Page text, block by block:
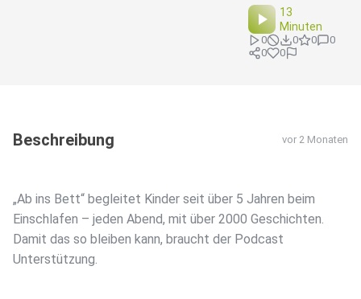
13
Minuten
0 0 0
0
0
0
Beschreibung vor 2 Monaten
„Ab ins Bett“ begleitet Kinder seit über 5 Jahren beim
Einschlafen – jeden Abend, mit über 2000 Geschichten.
Damit das so bleiben kann, braucht der Podcast
Unterstützung.